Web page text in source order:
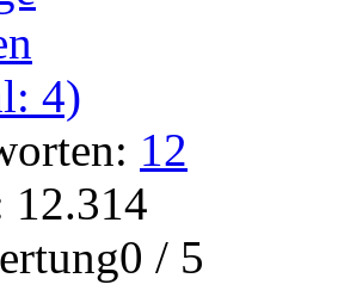
12
12.314
/ 5